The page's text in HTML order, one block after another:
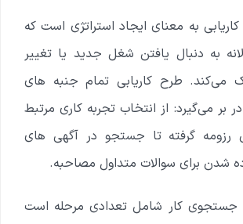
کاریابی به معنای ایجاد استراتژی است که
به دنبال یافتن شغل جدید یا تغییر
طرح کاریابی تمام جنبه های
بر می‌گیرد: از انتخاب تجربه کاری مرتبط
رزومه گرفته تا جستجو در آگهی های
شدن برای سوالات متداول مصاحبه.
جستجوی کار شامل تعدادی مرحله است